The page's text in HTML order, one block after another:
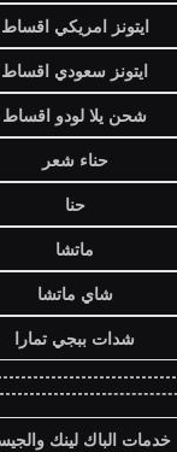
ايتونز امريكي اقساط
ايتونز سعودي اقساط
شحن يلا لودو اقساط
حناء شعر
حنا
ماتشا
شاي ماتشا
شدات ببجي تمارا
خدمات الباك لينك